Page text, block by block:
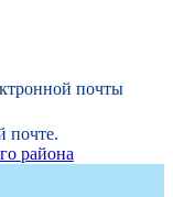
почты
почте.
района